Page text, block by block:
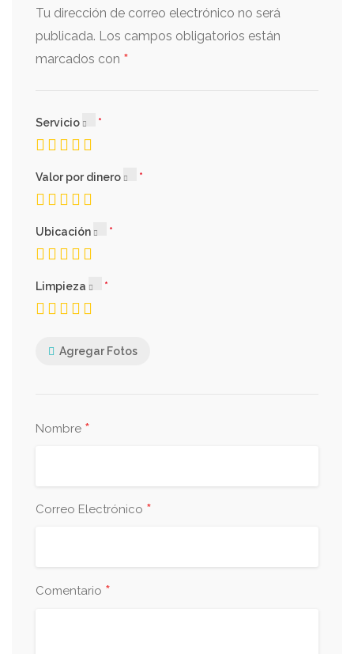
Tu dirección de correo electrónico no será
publicada. Los campos obligatorios están
marcados con *
Servicio
Valor por dinero
Ubicación
Limpieza
Agregar Fotos
Nombre *
Correo Electrónico *
Comentario *